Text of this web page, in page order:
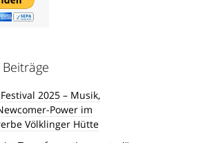
2025 – Musik,
Power im
Völklinger Hütte